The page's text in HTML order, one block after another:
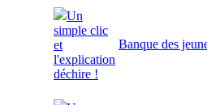
Un
simple clic
et
l'explication
déchire !
Banque des